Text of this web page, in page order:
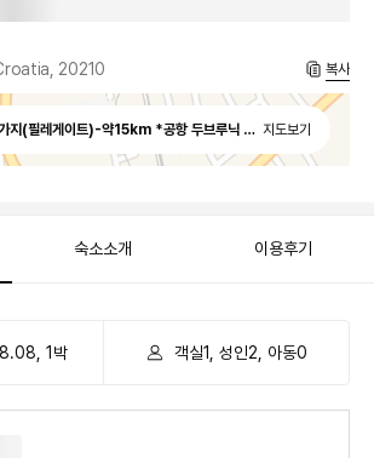
20210 복사
가지(필레게이트)-약15km *공항 두브루닉 공항 - 약 5km *시
지도보기
숙소소개 이용후기
1 박 객실1, 성인2, 아동0